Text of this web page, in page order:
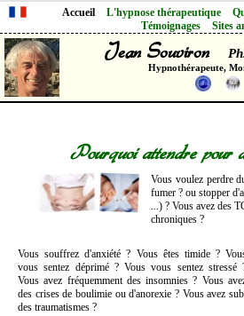
Accueil L'hypnose thérapeutique
Témoignages
Sites
Jean Souviron
Hypnothérapeute,
Pourquoi attendre pour
Vous voulez perdre
fumer ? ou stopper
...) ? Vous avez des
chroniques ?
Vous souffrez d'anxiété ? Vous êtes timide ?
vous sentez déprimé ? Vous vous sentez stressé
Vous avez fréquemment des insomnies ? Vous
des crises de boulimie ou d'anorexie ? Vous avez
des traumatismes ?